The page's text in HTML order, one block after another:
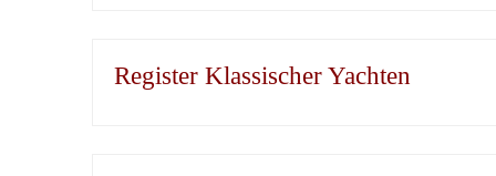
Register Klassischer Yachten